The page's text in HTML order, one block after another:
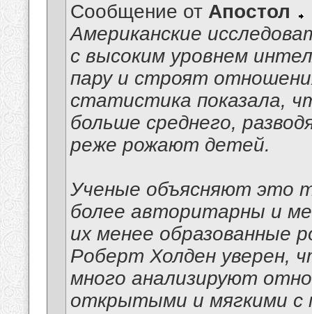
Сообщение от Апостол
Американские
с высоким уровнем
пару и строят
статистика показала,
больше среднего,
реже рожают детей.
Ученые объясняют это
более авторитарны и
их менее образованные
Роберт Холден уверен,
много анализируют
открытыми и мягкими с